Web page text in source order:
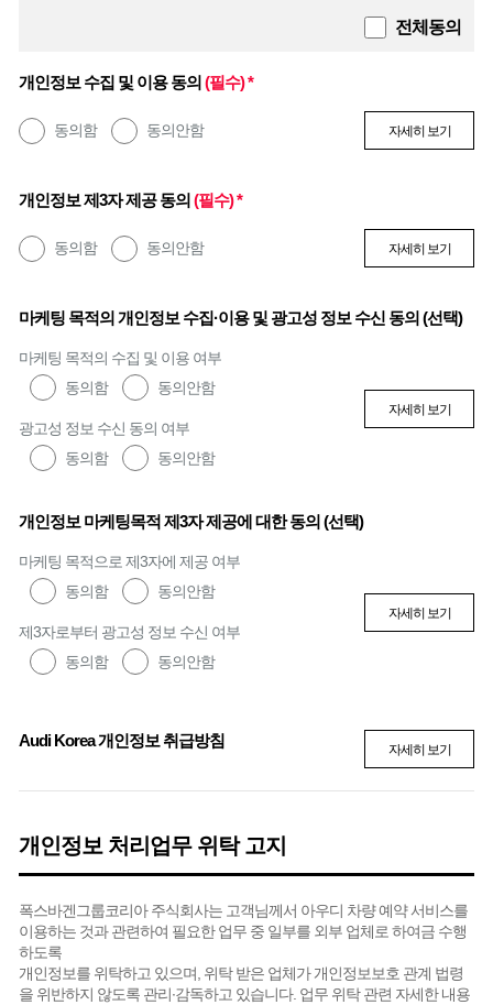
전체동의
개인정보 수집 및 이용 동의 (필수) *
동의함 동의안함 자세히 보기
개인정보 제3자 제공 동의 (필수) *
동의함 동의안함 자세히 보기
마케팅 목적의 개인정보 수집·이용 및 광고성 정보 수신 동의 (선택)
마케팅 목적의 수집 및 이용 여부
동의함
동의안함
광고성 정보 수신 동의 여부
동의함
동의안함
자세히 보기
개인정보 마케팅목적 제3자 제공에 대한 동의 (선택)
마케팅 목적으로 제3자에 제공 여부
동의함
동의안함
제3자로부터 광고성 정보 수신 여부
동의함
동의안함
자세히 보기
Audi Korea 개인정보 취급방침 자세히 보기
개인정보 처리업무 위탁 고지
폭스바겐그룹코리아 주식회사는 고객님께서 아우디 차량 예약 서비스를
이용하는 것과 관련하여 필요한 업무 중 일부를 외부 업체로 하여금 수행
하도록
개인정보를 위탁하고 있으며, 위탁 받은 업체가 개인정보보호 관계 법령
을 위반하지 않도록 관리∙감독하고 있습니다. 업무 위탁 관련 자세한 내용